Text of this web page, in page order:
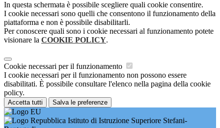
In questa schermata è possibile scegliere quali cookie consentire.
I cookie necessari sono quelli che consentono il funzionamento della
piattaforma e non è possibile disabilitarli.
Per conoscere quali sono i cookie necessari al funzionamento potete
visionare la COOKIE POLICY.
Cookie necessari per il funzionamento
I cookie necessari per il funzionamento non possono essere
disabilitati. È possibile consultare l'elenco nella pagina della cookie
policy.
Accetta tutti Salva le preferenze
Istituto di Istruzione Superiore Stefani-